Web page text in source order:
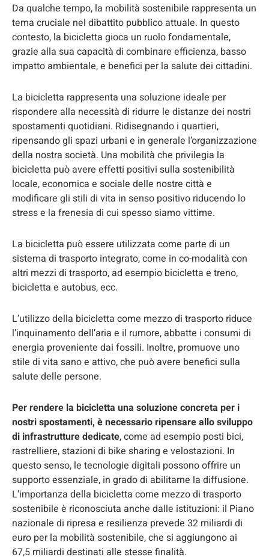
Da qualche tempo, la mobilità sostenibile rappresenta un
tema cruciale nel dibattito pubblico attuale. In questo
contesto, la bicicletta gioca un ruolo fondamentale,
grazie alla sua capacità di combinare efficienza, basso
impatto ambientale, e benefici per la salute dei cittadini.
La bicicletta rappresenta una soluzione ideale per
rispondere alla necessità di ridurre le distanze dei nostri
spostamenti quotidiani. Ridisegnando i quartieri,
ripensando gli spazi urbani e in generale l’organizzazione
della nostra società. Una mobilità che privilegia la
bicicletta può avere effetti positivi sulla sostenibilità
locale, economica e sociale delle nostre città e
modificare gli stili di vita in senso positivo riducendo lo
stress e la frenesia di cui spesso siamo vittime.
La bicicletta può essere utilizzata come parte di un
sistema di trasporto integrato, come in co-modalità con
altri mezzi di trasporto, ad esempio bicicletta e treno,
bicicletta e autobus, ecc.
L’utilizzo della bicicletta come mezzo di trasporto riduce
l’inquinamento dell’aria e il rumore, abbatte i consumi di
energia proveniente dai fossili. Inoltre, promuove uno
stile di vita sano e attivo, che può avere benefici sulla
salute delle persone.
Per rendere la bicicletta una soluzione concreta per i
nostri spostamenti, è necessario ripensare allo sviluppo
di infrastrutture dedicate, come ad esempio posti bici,
rastrelliere, stazioni di bike sharing e velostazioni. In
questo senso, le tecnologie digitali possono offrire un
supporto essenziale, in grado di abilitarne la diffusione.
L’importanza della bicicletta come mezzo di trasporto
sostenibile è riconosciuta anche dalle istituzioni: il Piano
nazionale di ripresa e resilienza prevede 32 miliardi di
euro per la mobilità sostenibile, che si aggiungono ai
67,5 miliardi destinati alle stesse finalità.